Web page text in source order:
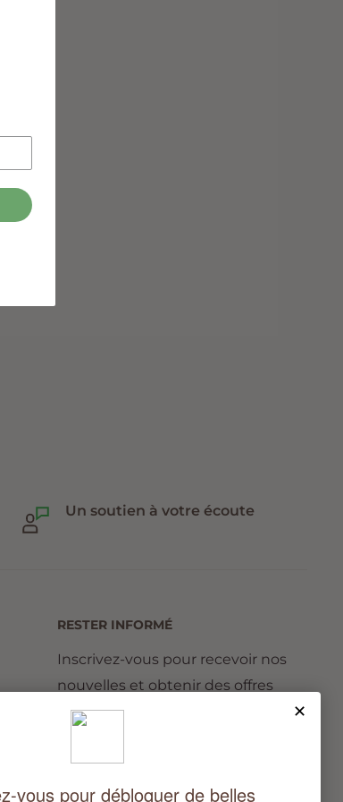
Un soutien à votre écoute
RESTER INFORMÉ
Inscrivez-vous pour recevoir nos
nouvelles et obtenir des offres
exclusives.
Votre email